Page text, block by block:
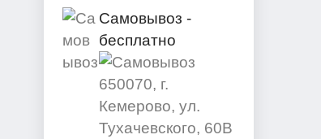
Самовывоз -
бесплатно
650070, г.
Кемерово, ул.
Тухачевского, 60В